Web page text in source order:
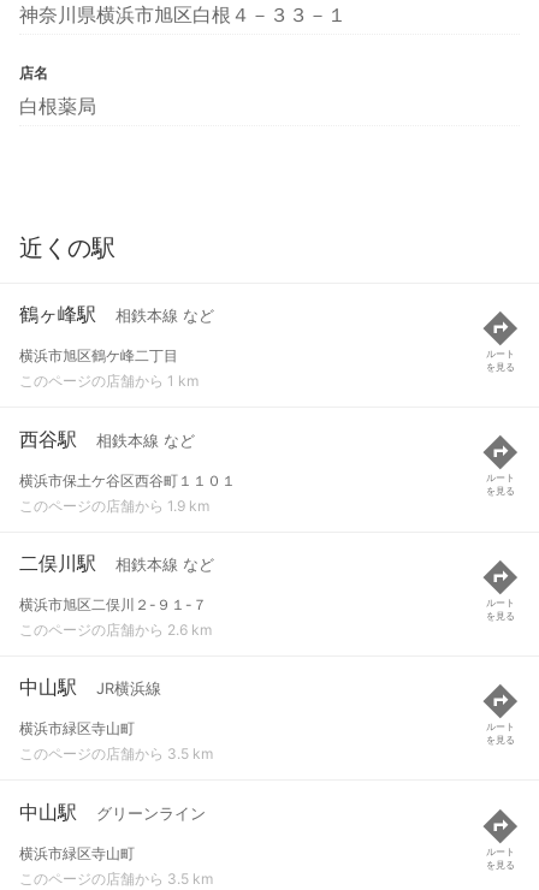
神奈川県横浜市旭区白根４－３３－１
店名
白根薬局
近くの駅
鶴ヶ峰駅 相鉄本線 など
横浜市旭区鶴ケ峰二丁目
このページの店舗から 1 km
ルート
を見る
西谷駅 相鉄本線 など
横浜市保土ケ谷区西谷町１１０１
このページの店舗から 1.9 km
ルート
を見る
二俣川駅 相鉄本線 など
横浜市旭区二俣川２-９１-７
このページの店舗から 2.6 km
ルート
を見る
中山駅 JR横浜線
横浜市緑区寺山町
このページの店舗から 3.5 km
ルート
を見る
中山駅 グリーンライン
横浜市緑区寺山町
このページの店舗から 3.5 km
ルート
を見る